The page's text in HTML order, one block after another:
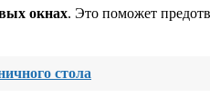
окнах. Это поможет
стола